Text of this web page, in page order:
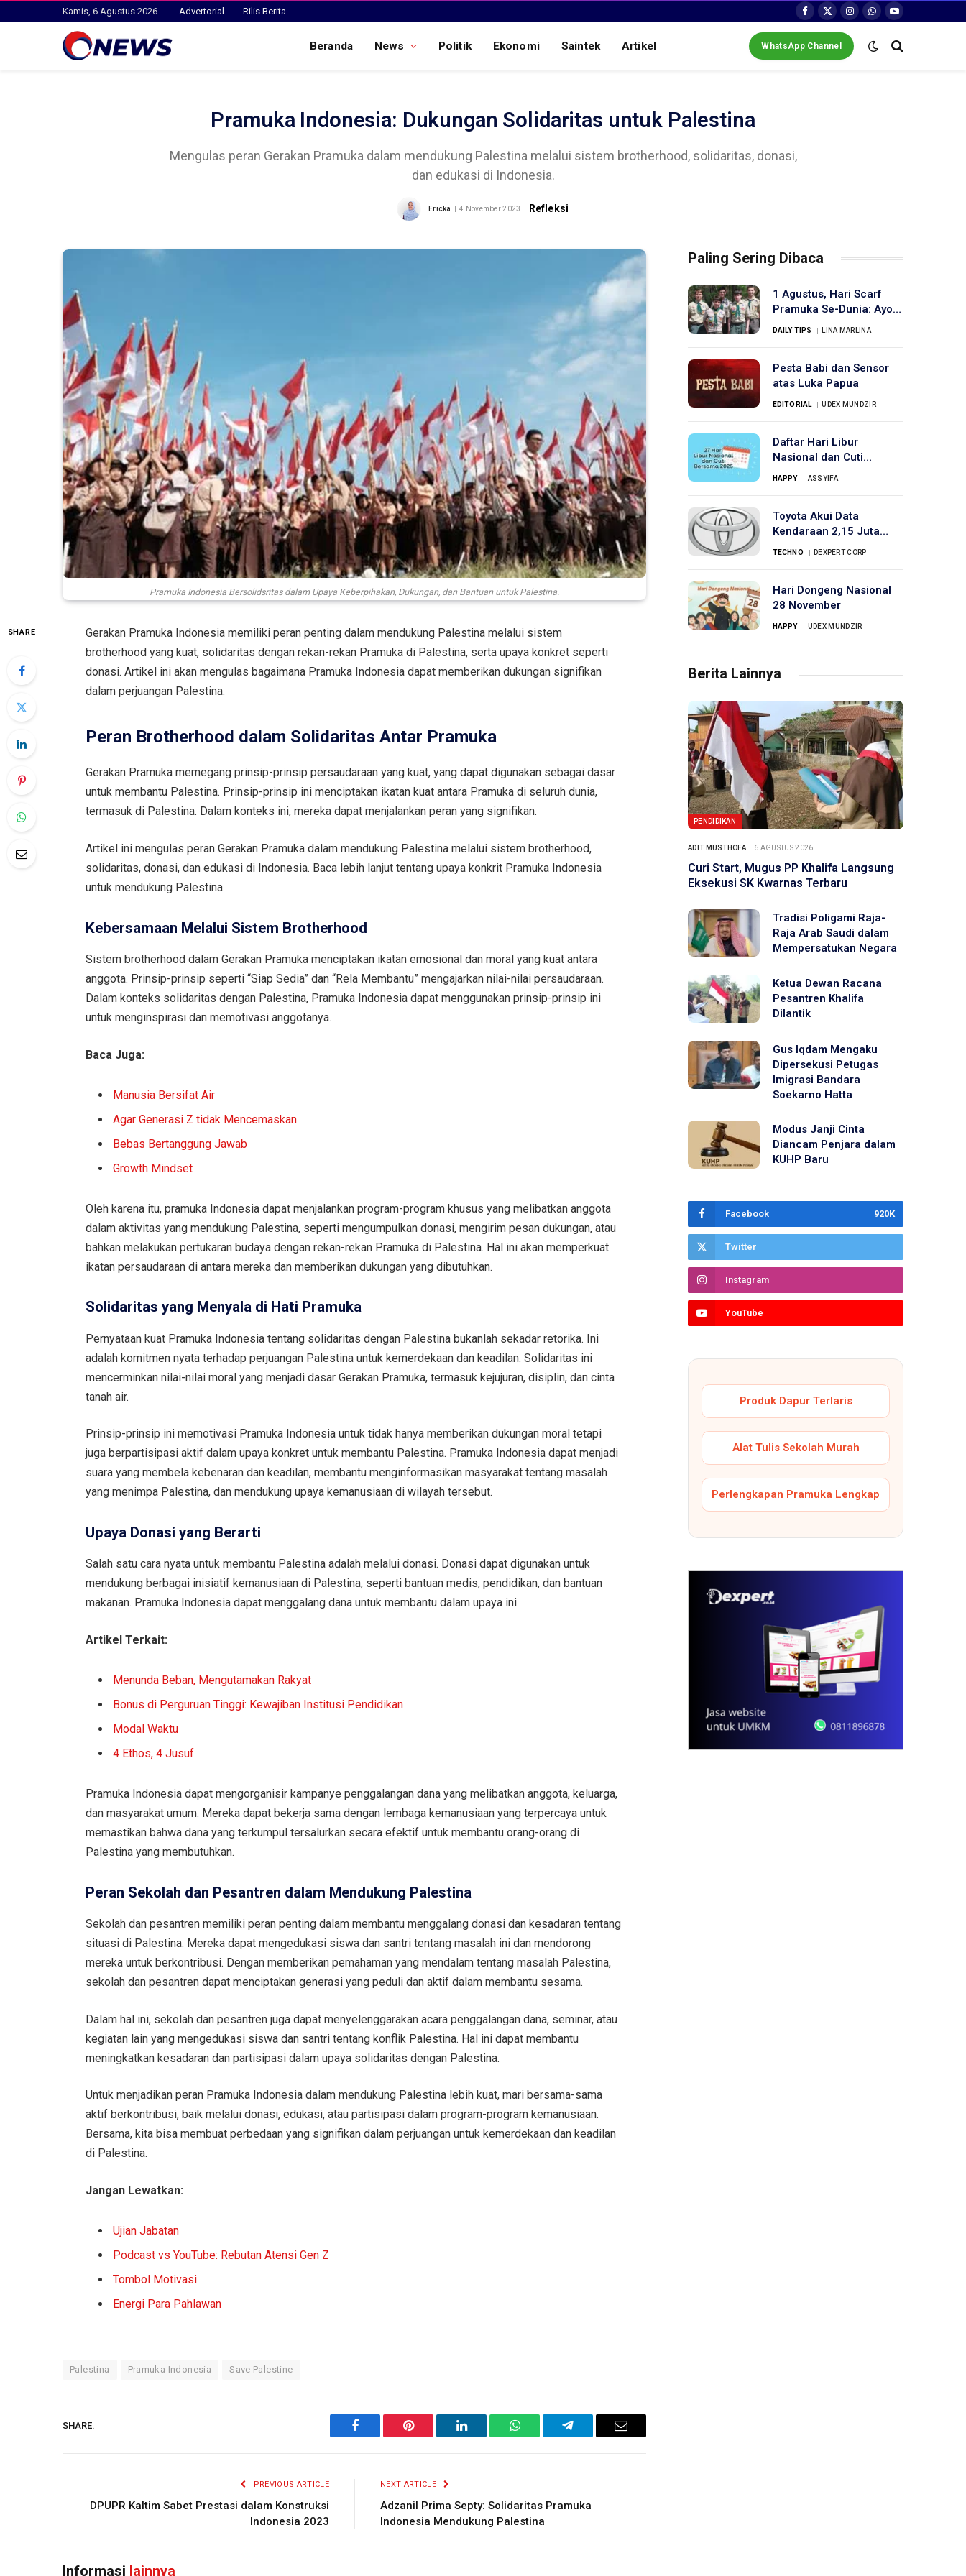
Kamis, 6 Agustus 2026 Advertorial Rilis Berita
Facebook
X
(Twitter)
Instagram
WhatsApp
YouTube
Beranda News Politik Ekonomi Saintek Artikel WhatsApp Channel
Pramuka Indonesia: Dukungan Solidaritas untuk Palestina
Mengulas peran Gerakan Pramuka dalam mendukung Palestina melalui sistem brotherhood, solidaritas, donasi,
dan edukasi di Indonesia.
Ericka 4 November 2023 Refleksi
Pramuka Indonesia Bersolidsritas dalam Upaya Keberpihakan, Dukungan, dan Bantuan untuk Palestina.
SHARE
Gerakan Pramuka Indonesia memiliki peran penting dalam mendukung Palestina melalui sistem
brotherhood yang kuat, solidaritas dengan rekan-rekan Pramuka di Palestina, serta upaya konkret seperti
donasi. Artikel ini akan mengulas bagaimana Pramuka Indonesia dapat memberikan dukungan signifikan
dalam perjuangan Palestina.
Peran Brotherhood dalam Solidaritas Antar Pramuka
Gerakan Pramuka memegang prinsip-prinsip persaudaraan yang kuat, yang dapat digunakan sebagai dasar
untuk membantu Palestina. Prinsip-prinsip ini menciptakan ikatan kuat antara Pramuka di seluruh dunia,
termasuk di Palestina. Dalam konteks ini, mereka dapat menjalankan peran yang signifikan.
Artikel ini mengulas peran Gerakan Pramuka dalam mendukung Palestina melalui sistem brotherhood,
solidaritas, donasi, dan edukasi di Indonesia. Baca lebih lanjut tentang upaya konkrit Pramuka Indonesia
untuk mendukung Palestina.
Kebersamaan Melalui Sistem Brotherhood
Sistem brotherhood dalam Gerakan Pramuka menciptakan ikatan emosional dan moral yang kuat antara
anggota. Prinsip-prinsip seperti “Siap Sedia” dan “Rela Membantu” mengajarkan nilai-nilai persaudaraan.
Dalam konteks solidaritas dengan Palestina, Pramuka Indonesia dapat menggunakan prinsip-prinsip ini
untuk menginspirasi dan memotivasi anggotanya.
Baca Juga:
Manusia Bersifat Air
Agar Generasi Z tidak Mencemaskan
Bebas Bertanggung Jawab
Growth Mindset
Oleh karena itu, pramuka Indonesia dapat menjalankan program-program khusus yang melibatkan anggota
dalam aktivitas yang mendukung Palestina, seperti mengumpulkan donasi, mengirim pesan dukungan, atau
bahkan melakukan pertukaran budaya dengan rekan-rekan Pramuka di Palestina. Hal ini akan memperkuat
ikatan persaudaraan di antara mereka dan memberikan dukungan yang dibutuhkan.
Solidaritas yang Menyala di Hati Pramuka
Pernyataan kuat Pramuka Indonesia tentang solidaritas dengan Palestina bukanlah sekadar retorika. Ini
adalah komitmen nyata terhadap perjuangan Palestina untuk kemerdekaan dan keadilan. Solidaritas ini
mencerminkan nilai-nilai moral yang menjadi dasar Gerakan Pramuka, termasuk kejujuran, disiplin, dan cinta
tanah air.
Prinsip-prinsip ini memotivasi Pramuka Indonesia untuk tidak hanya memberikan dukungan moral tetapi
juga berpartisipasi aktif dalam upaya konkret untuk membantu Palestina. Pramuka Indonesia dapat menjadi
suara yang membela kebenaran dan keadilan, membantu menginformasikan masyarakat tentang masalah
yang menimpa Palestina, dan mendukung upaya kemanusiaan di wilayah tersebut.
Upaya Donasi yang Berarti
Salah satu cara nyata untuk membantu Palestina adalah melalui donasi. Donasi dapat digunakan untuk
mendukung berbagai inisiatif kemanusiaan di Palestina, seperti bantuan medis, pendidikan, dan bantuan
makanan. Pramuka Indonesia dapat menggalang dana untuk membantu dalam upaya ini.
Artikel Terkait:
Menunda Beban, Mengutamakan Rakyat
Bonus di Perguruan Tinggi: Kewajiban Institusi Pendidikan
Modal Waktu
4 Ethos, 4 Jusuf
Pramuka Indonesia dapat mengorganisir kampanye penggalangan dana yang melibatkan anggota, keluarga,
dan masyarakat umum. Mereka dapat bekerja sama dengan lembaga kemanusiaan yang terpercaya untuk
memastikan bahwa dana yang terkumpul tersalurkan secara efektif untuk membantu orang-orang di
Palestina yang membutuhkan.
Peran Sekolah dan Pesantren dalam Mendukung Palestina
Sekolah dan pesantren memiliki peran penting dalam membantu menggalang donasi dan kesadaran tentang
situasi di Palestina. Mereka dapat mengedukasi siswa dan santri tentang masalah ini dan mendorong
mereka untuk berkontribusi. Dengan memberikan pemahaman yang mendalam tentang masalah Palestina,
sekolah dan pesantren dapat menciptakan generasi yang peduli dan aktif dalam membantu sesama.
Dalam hal ini, sekolah dan pesantren juga dapat menyelenggarakan acara penggalangan dana, seminar, atau
kegiatan lain yang mengedukasi siswa dan santri tentang konflik Palestina. Hal ini dapat membantu
meningkatkan kesadaran dan partisipasi dalam upaya solidaritas dengan Palestina.
Untuk menjadikan peran Pramuka Indonesia dalam mendukung Palestina lebih kuat, mari bersama-sama
aktif berkontribusi, baik melalui donasi, edukasi, atau partisipasi dalam program-program kemanusiaan.
Bersama, kita bisa membuat perbedaan yang signifikan dalam perjuangan untuk kemerdekaan dan keadilan
di Palestina.
Jangan Lewatkan:
Ujian Jabatan
Podcast vs YouTube: Rebutan Atensi Gen Z
Tombol Motivasi
Energi Para Pahlawan
Palestina Pramuka Indonesia Save Palestine
SHARE.
Facebook Pinterest LinkedIn WhatsAppTelegram Email
PREVIOUS ARTICLE
DPUPR Kaltim Sabet Prestasi dalam Konstruksi
Indonesia 2023
NEXT ARTICLE
Adzanil Prima Septy: Solidaritas Pramuka
Indonesia Mendukung Palestina
Informasi lainnya
Paling Sering Dibaca
1 Agustus, Hari Scarf
Pramuka Se-Dunia: Ayo
Tunjukkan Scarf-mu
DAILY TIPS LINA MARLINA
Pesta Babi dan Sensor
atas Luka Papua
EDITORIAL UDEX MUNDZIR
Daftar Hari Libur
Nasional dan Cuti
Bersama Tahun 2025
HAPPY ASSYIFA
Toyota Akui Data
Kendaraan 2,15 Juta
Pelanggan Bocor
TECHNO DEXPERT CORP
Hari Dongeng Nasional
28 November
HAPPY UDEX MUNDZIR
Berita Lainnya
PENDIDIKAN
ADIT MUSTHOFA 6 AGUSTUS 2026
Curi Start, Mugus PP Khalifa Langsung
Eksekusi SK Kwarnas Terbaru
Tradisi Poligami Raja-
Raja Arab Saudi dalam
Mempersatukan Negara
Ketua Dewan Racana
Pesantren Khalifa
Dilantik
Gus Iqdam Mengaku
Dipersekusi Petugas
Imigrasi Bandara
Soekarno Hatta
Modus Janji Cinta
Diancam Penjara dalam
KUHP Baru
Facebook 920K
Twitter
Instagram
YouTube
Produk Dapur Terlaris
Alat Tulis Sekolah Murah
Perlengkapan Pramuka Lengkap